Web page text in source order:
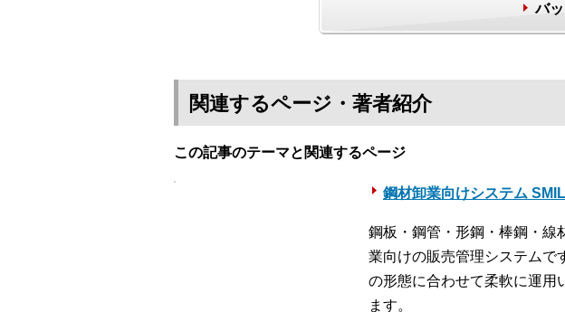
バ
関連するページ・著者紹介
この記事のテーマと関連するページ
鋼材卸業向けシステム
鋼板・鋼管・形鋼・棒鋼・線
業向けの販売管理システムで
の形態に合わせて柔軟に運用
ます。